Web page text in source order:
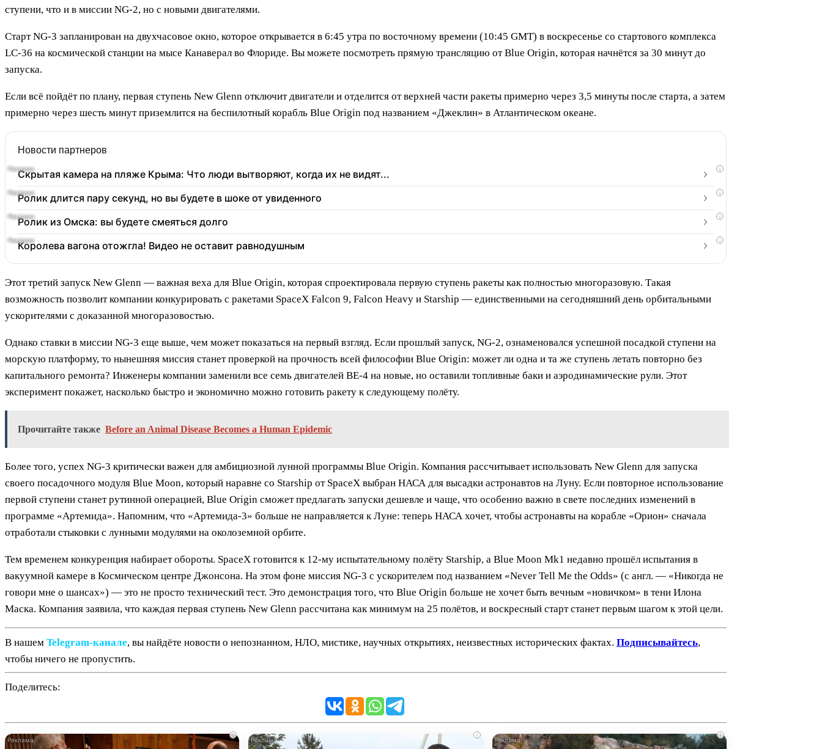
ступени, что и в миссии NG-2, но с новыми двигателями.
Старт NG-3 запланирован на двухчасовое окно, которое открывается в 6:45 утра по восточному времени (10:45 GMT) в воскресенье со стартового комплекса
LC-36 на космической станции на мысе Канаверал во Флориде. Вы можете посмотреть прямую трансляцию от Blue Origin, которая начнётся за 30 минут до
запуска.
Если всё пойдёт по плану, первая ступень New Glenn отключит двигатели и отделится от верхней части ракеты примерно через 3,5 минуты после старта, а затем
примерно через шесть минут приземлится на беспилотный корабль Blue Origin под названием «Джеклин» в Атлантическом океане.
Новости партнеров
i
Скрытая камера на пляже Крыма: Что люди вытворяют, когда их не видят...
i
Ролик длится пару секунд, но вы будете в шоке от увиденного
i
Ролик из Омска: вы будете смеяться долго
i
Королева вагона отожгла! Видео не оставит равнодушным
Этот третий запуск New Glenn — важная веха для Blue Origin, которая спроектировала первую ступень ракеты как полностью многоразовую. Такая
возможность позволит компании конкурировать с ракетами SpaceX Falcon 9, Falcon Heavy и Starship — единственными на сегодняшний день орбитальными
ускорителями с доказанной многоразовостью.
Однако ставки в миссии NG-3 еще выше, чем может показаться на первый взгляд. Если прошлый запуск, NG-2, ознаменовался успешной посадкой ступени на
морскую платформу, то нынешняя миссия станет проверкой на прочность всей философии Blue Origin: может ли одна и та же ступень летать повторно без
капитального ремонта? Инженеры компании заменили все семь двигателей BE-4 на новые, но оставили топливные баки и аэродинамические рули. Этот
эксперимент покажет, насколько быстро и экономично можно готовить ракету к следующему полёту.
Прочитайте также Before an Animal Disease Becomes a Human Epidemic
Более того, успех NG-3 критически важен для амбициозной лунной программы Blue Origin. Компания рассчитывает использовать New Glenn для запуска
своего посадочного модуля Blue Moon, который наравне со Starship от SpaceX выбран НАСА для высадки астронавтов на Луну. Если повторное использование
первой ступени станет рутинной операцией, Blue Origin сможет предлагать запуски дешевле и чаще, что особенно важно в свете последних изменений в
программе «Артемида». Напомним, что «Артемида-3» больше не направляется к Луне: теперь НАСА хочет, чтобы астронавты на корабле «Орион» сначала
отработали стыковки с лунными модулями на околоземной орбите.
Тем временем конкуренция набирает обороты. SpaceX готовится к 12-му испытательному полёту Starship, а Blue Moon Mk1 недавно прошёл испытания в
вакуумной камере в Космическом центре Джонсона. На этом фоне миссия NG-3 с ускорителем под названием «Never Tell Me the Odds» (с англ. — «Никогда не
говори мне о шансах») — это не просто технический тест. Это демонстрация того, что Blue Origin больше не хочет быть вечным «новичком» в тени Илона
Маска. Компания заявила, что каждая первая ступень New Glenn рассчитана как минимум на 25 полётов, и воскресный старт станет первым шагом к этой цели.
В нашем Telegram‑канале, вы найдёте новости о непознанном, НЛО, мистике, научных открытиях, неизвестных исторических фактах. Подписывайтесь,
чтобы ничего не пропустить.
Поделитесь:
i i i